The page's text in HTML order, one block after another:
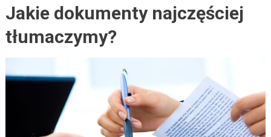
Jakie dokumenty najczęściej
tłumaczymy?